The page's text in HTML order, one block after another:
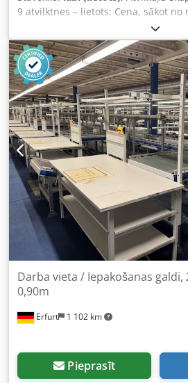
9 atvilktnes – lietots: Cena, sākot no
PVN)! Pozīcija 1: Ražotājs: “Format”
Tips: nezināms Ražošanas gads:
apmēram: 80x70x100 cm 9
datiem, maksimālā slodze uz vienu
Izvelkamība: 88 % Jauna cena:
labs Pieejams: nekavējoties
Erfurt 1 102 km
Darba vieta / Iepakošanas galdi,
0,90m
Pieprasīt